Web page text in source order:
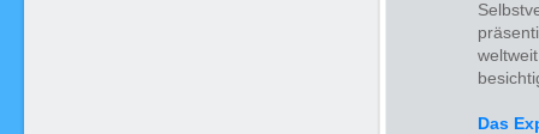
Das